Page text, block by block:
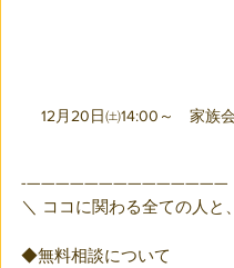
12月20日㈯14:00～　家族
-——————————————
＼ ココに関わる全ての人と
◆無料相談について